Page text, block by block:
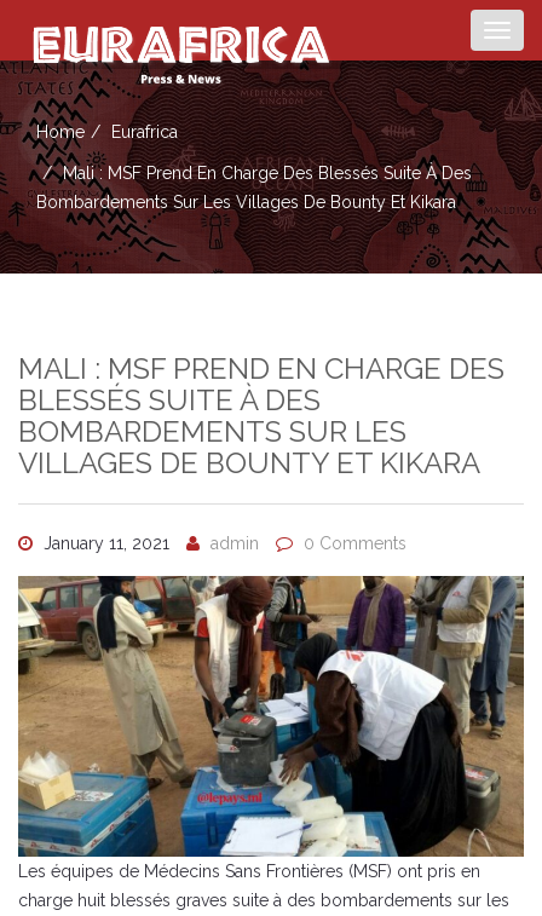
Home Eurafrica
Mali : MSF Prend En Charge Des Blessés Suite À Des
Bombardements Sur Les Villages De Bounty Et Kikara
MALI : MSF PREND EN CHARGE DES
BLESSÉS SUITE À DES
BOMBARDEMENTS SUR LES
VILLAGES DE BOUNTY ET KIKARA
January 11, 2021 admin 0 Comments
Les équipes de Médecins Sans Frontières (MSF) ont pris en
charge huit blessés graves suite à des bombardements sur les